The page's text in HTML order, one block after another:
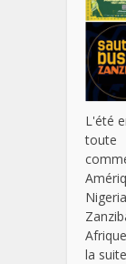
L'été
toute
la